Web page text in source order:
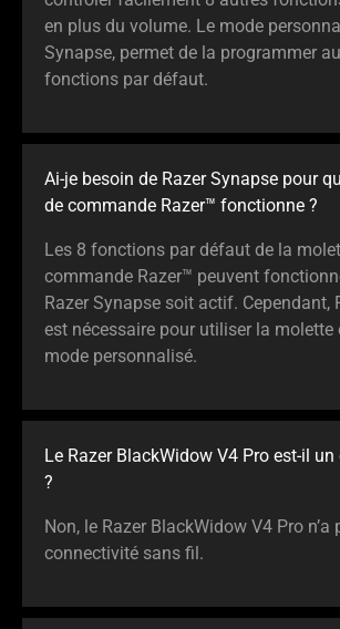
en plus du volume. Le mode
Synapse, permet de la programmer
fonctions par défaut.
Ai-je besoin de Razer Synapse pour
de commande Razer™ fonctionne ?
Les 8 fonctions par défaut de la
commande Razer™ peuvent
Razer Synapse soit actif. Cependant,
est nécessaire pour utiliser la molette
mode personnalisé.
Le Razer BlackWidow V4 Pro est-il
?
Non, le Razer BlackWidow V4 Pro n’a
connectivité sans fil.